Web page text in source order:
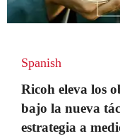
Spanish
Ricoh eleva los
bajo la nueva
estrategia a